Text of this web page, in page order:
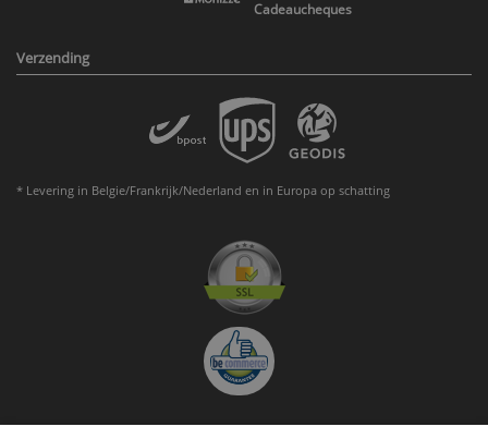
Cadeaucheques
Verzending
* Levering in Belgie/Frankrijk/Nederland en in Europa op schatting